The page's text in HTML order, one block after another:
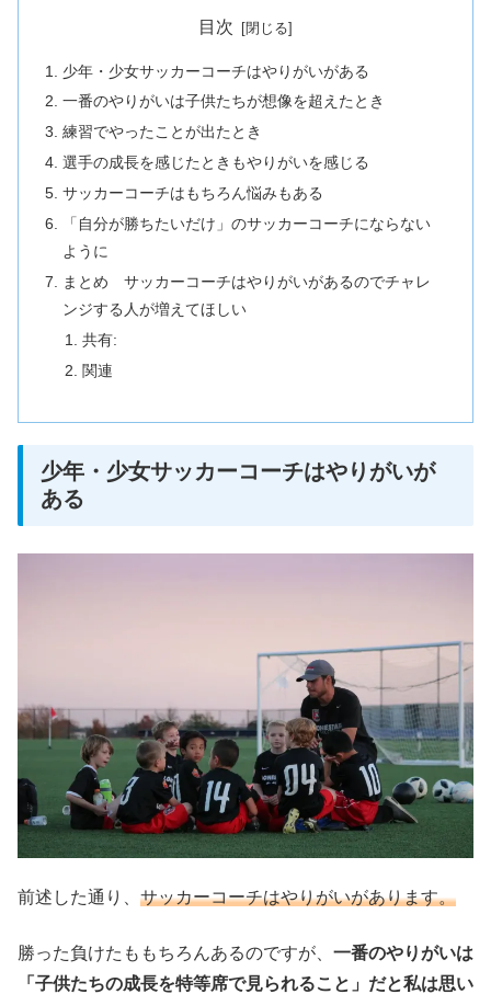
目次
少年・少女サッカーコーチはやりがいがある
一番のやりがいは子供たちが想像を超えたとき
練習でやったことが出たとき
選手の成長を感じたときもやりがいを感じる
サッカーコーチはもちろん悩みもある
「自分が勝ちたいだけ」のサッカーコーチにならない
ように
まとめ サッカーコーチはやりがいがあるのでチャレ
ンジする人が増えてほしい
共有:
関連
少年・少女サッカーコーチはやりがいが
ある
前述した通り、 サッカーコーチはやりがいがあります。
勝った負けたももちろんあるのですが、 一番のやりがいは
「子供たちの成長を特等席で見られること」だと私は思い